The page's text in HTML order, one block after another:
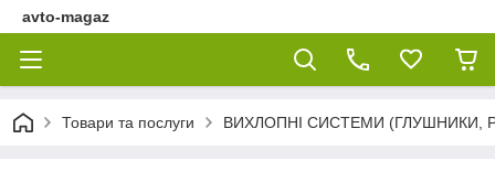
avto-magaz
Товари та послуги ВИХЛОПНІ СИСТЕМИ (ГЛУШНИКИ,